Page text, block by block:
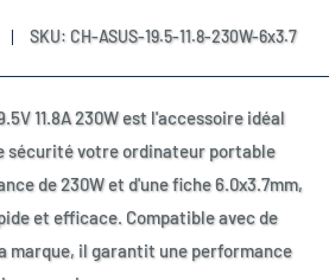
SKU: CH-ASUS-19.5-11.8-230W-6x3.7
11.8A 230W est l'accessoire idéal
sécurité votre ordinateur portable
de 230W et d'une fiche 6.0x3.7mm,
et efficace. Compatible avec de
marque, il garantit une performance